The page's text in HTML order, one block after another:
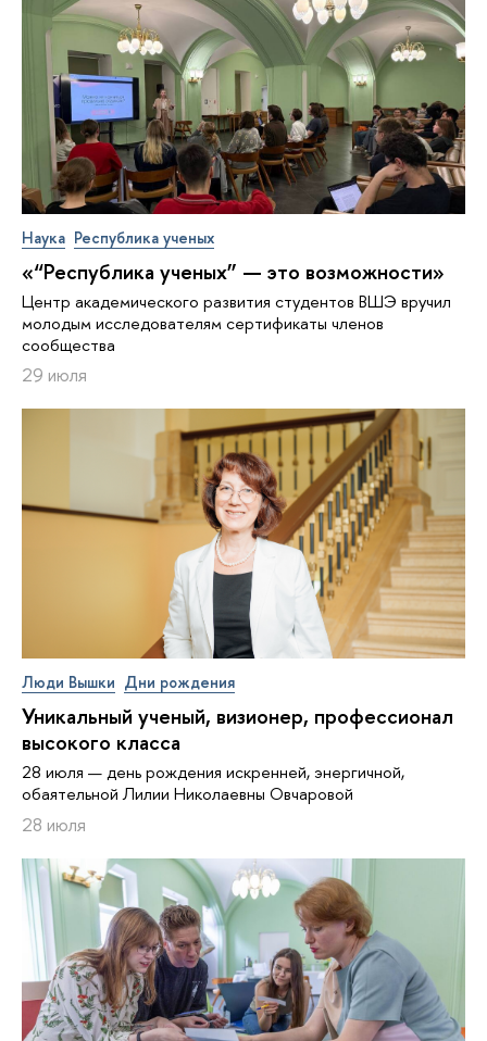
Наука Республика ученых
«“Республика ученых” — это возможности»
Центр академического развития студентов ВШЭ вручил
молодым исследователям сертификаты членов
сообщества
29 июля
Люди Вышки Дни рождения
Уникальный ученый, визионер, про­фес­си­о­нал
высокого класса
28 июля — день рождения искренней, энергичной,
обаятельной Лилии Николаевны Овчаровой
28 июля